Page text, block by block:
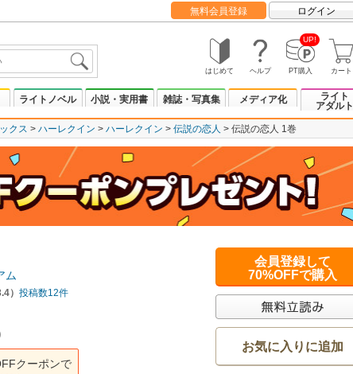
無料会員登録 ログイン
はじめて ヘルプ
UP!
PT購入 カート
ライトノベル 小説・実用書 雑誌・写真集 メディア化
ライト
アダルト
クス ハーレクイン ハーレクイン 伝説の恋人 伝説の恋人 1巻
ム
） 投稿数12件
クーポンで
会員登録して
70%OFFで購入
お気に入りに追加